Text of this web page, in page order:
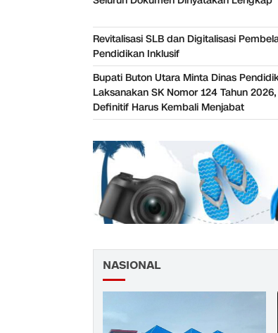
Revitalisasi SLB dan Digitalisasi
Pendidikan Inklusif
Bupati Buton Utara Minta Dinas
Laksanakan SK Nomor 124 Tahun
Definitif Harus Kembali Menjabat
NASIONAL